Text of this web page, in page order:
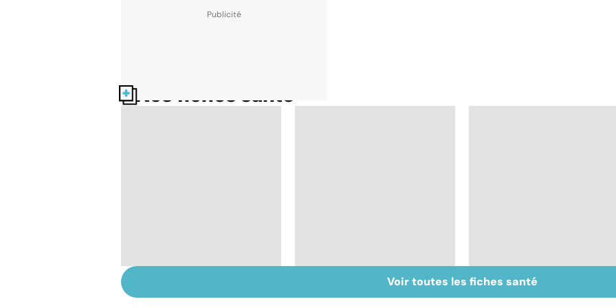
Nos fiches santé
les papillomavirus
Gynéco : un suivi
pour la vie
Gynéco : que faire
contre les irritations
Voir toutes les fiches santé